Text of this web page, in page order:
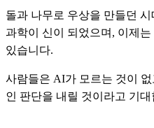
돌과 나무로 우상을 만들던
과학이 신이 되었으며, 이제
있습니다.
사람들은 AI가 모르는 것이
인 판단을 내릴 것이라고 기대